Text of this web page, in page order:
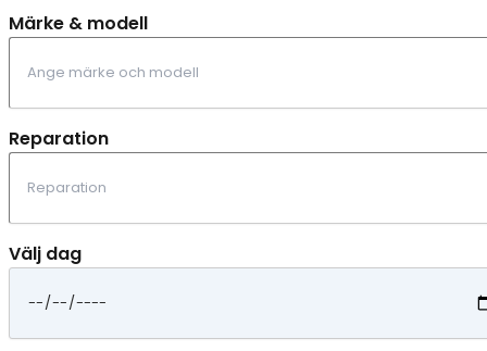
Märke & modell
Reparation
Välj dag